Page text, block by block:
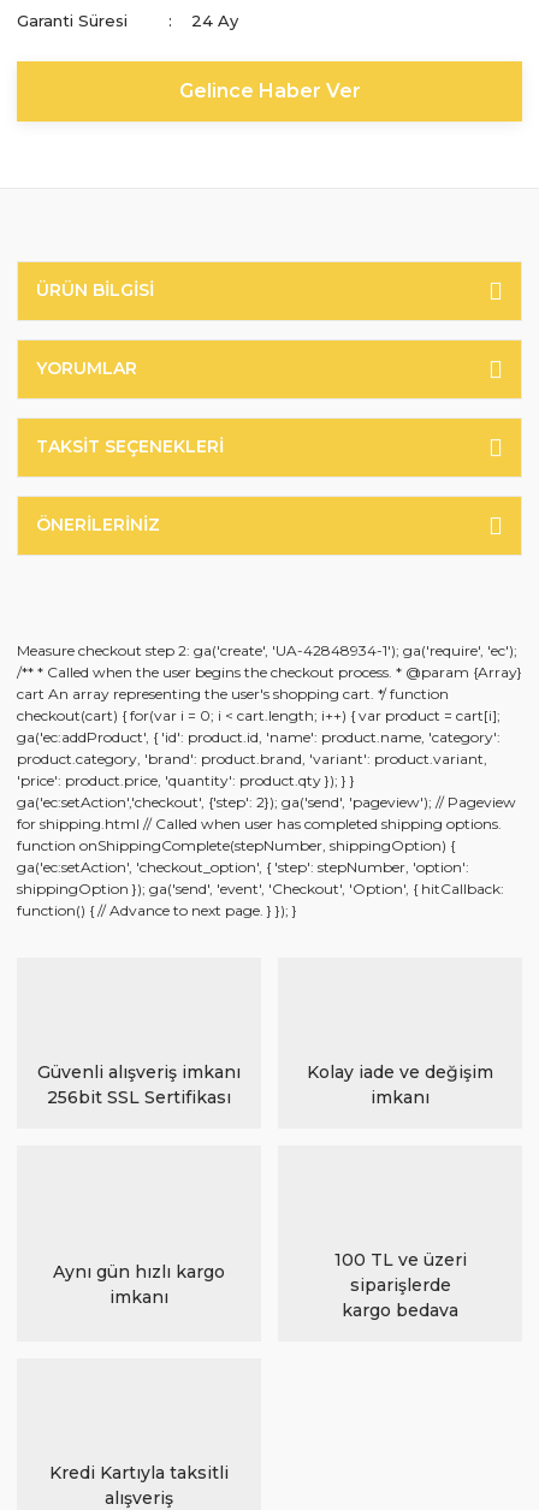
Garanti Süresi
24 Ay
Gelince Haber Ver
ÜRÜN BILGISI
YORUMLAR
TAKSIT SEÇENEKLERI
ÖNERILERINIZ
Measure checkout step 2: ga('create', 'UA-42848934-1'); ga('require', 'ec');
/** * Called when the user begins the checkout process. * @param {Array}
cart An array representing the user's shopping cart. */ function
checkout(cart) { for(var i = 0; i < cart.length; i++) { var product = cart[i];
ga('ec:addProduct', { 'id': product.id, 'name': product.name, 'category':
product.category, 'brand': product.brand, 'variant': product.variant,
'price': product.price, 'quantity': product.qty }); } }
ga('ec:setAction','checkout', {'step': 2}); ga('send', 'pageview'); // Pageview
for shipping.html // Called when user has completed shipping options.
function onShippingComplete(stepNumber, shippingOption) {
ga('ec:setAction', 'checkout_option', { 'step': stepNumber, 'option':
shippingOption }); ga('send', 'event', 'Checkout', 'Option', { hitCallback:
function() { // Advance to next page. } }); }
Güvenli alışveriş imkanı
256bit SSL Sertifikası
Kolay iade ve değişim
imkanı
Aynı gün hızlı kargo
imkanı
100 TL ve üzeri
siparişlerde
kargo bedava
Kredi Kartıyla taksitli
alışveriş